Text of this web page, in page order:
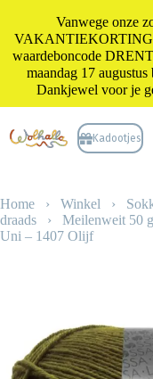
naar
de
Kadootjes
Home › Winkel ›
draads › Meilenweit 50
Uni – 1407 Olijf
Vanwege onze
VAKANTIEKORTING
waardeboncode
maandag 17
Dankjewel voor je